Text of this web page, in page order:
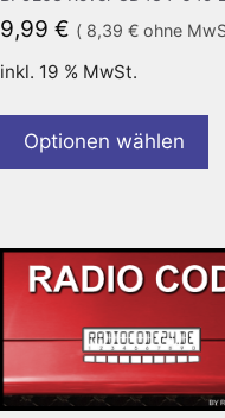
9,99 € ( 8,39 €ohne
inkl. 19 % MwSt.
Optionen wählen